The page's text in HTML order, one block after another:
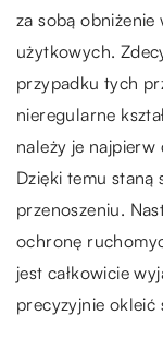
za sobą
użytkowych.
przypadku tych
nieregularne
należy je najpierw
Dzięki temu staną
przenoszeniu.
ochronę
jest całkowicie
precyzyjnie okleić